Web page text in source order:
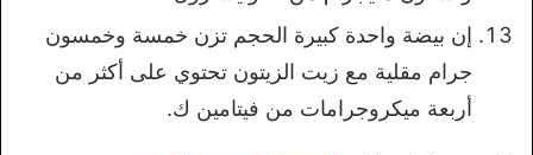
إن بيضة واحدة كبيرة الحجم تزن خمسة وخمسون
جرام مقلية مع زيت الزيتون تحتوي على أكثر من
أربعة ميكروجرامات من فيتامين ك.